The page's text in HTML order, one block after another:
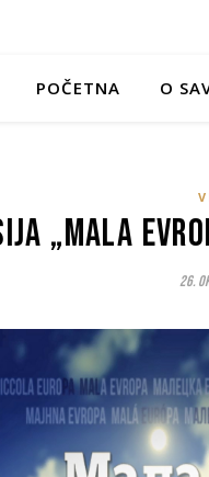
POČETNA O
„Mala
26.